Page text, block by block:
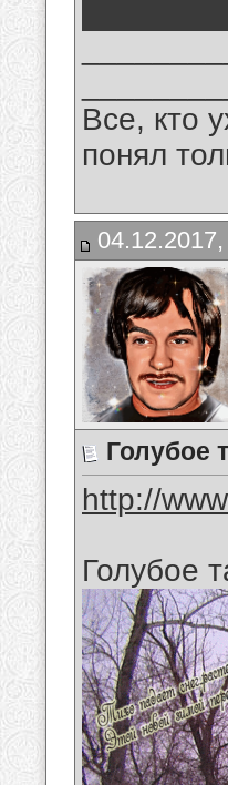
Все, кто
понял
Голубое
http://
Голубое